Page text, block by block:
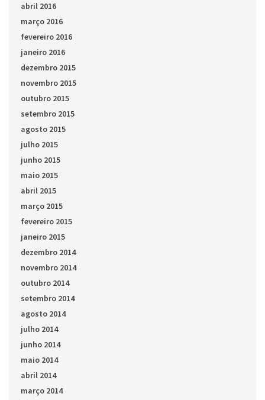
abril 2016
março 2016
fevereiro 2016
janeiro 2016
dezembro 2015
novembro 2015
outubro 2015
setembro 2015
agosto 2015
julho 2015
junho 2015
maio 2015
abril 2015
março 2015
fevereiro 2015
janeiro 2015
dezembro 2014
novembro 2014
outubro 2014
setembro 2014
agosto 2014
julho 2014
junho 2014
maio 2014
abril 2014
março 2014